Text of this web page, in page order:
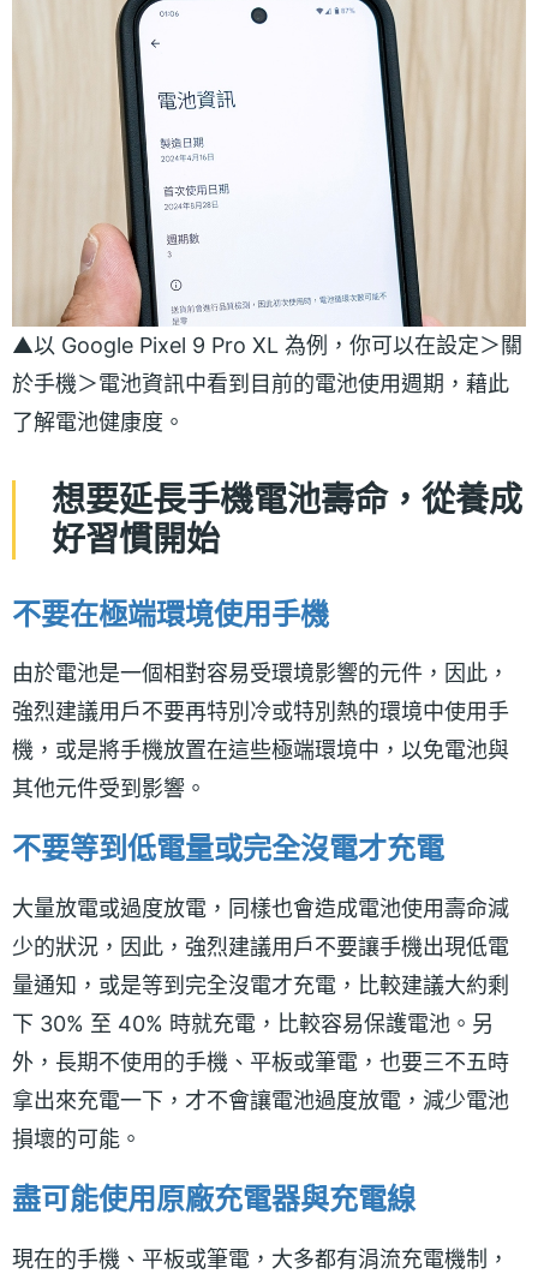
▲以 Google Pixel 9 Pro XL 為例，你可以在設定＞關
於手機＞電池資訊中看到目前的電池使用週期，藉此
了解電池健康度。
想要延長手機電池壽命， 從養成
好習慣開始
不要在極端環境使用手機
由於電池是一個相對容易受環境影響的元件，因此，
強烈建議用戶不要再特別冷或特別熱的環境中使用手
機，或是將手機放置在這些極端環境中，以免電池與
其他元件受到影響。
不要等到低電量或完全沒電才充電
大量放電或過度放電，同樣也會造成電池使用壽命減
少的狀況，因此，強烈建議用戶不要讓手機出現低電
量通知，或是等到完全沒電才充電，比較建議大約剩
下 30% 至 40% 時就充電，比較容易保護電池。另
外，長期不使用的手機、平板或筆電，也要三不五時
拿出來充電一下，才不會讓電池過度放電，減少電池
損壞的可能。
盡可能使用原廠充電器與充電線
現在的手機、平板或筆電，大多都有涓流充電機制，